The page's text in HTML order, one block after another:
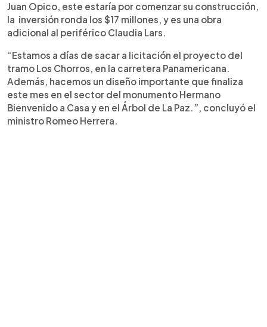
Juan Opico, este estaría por comenzar su construcción,
la inversión ronda los $17 millones, y es una obra
adicional al periférico Claudia Lars.
“Estamos a días de sacar a licitación el proyecto del
tramo Los Chorros, en la carretera Panamericana.
Además, hacemos un diseño importante que finaliza
este mes en el sector del monumento Hermano
Bienvenido a Casa y en el Árbol de La Paz.”, concluyó el
ministro Romeo Herrera.